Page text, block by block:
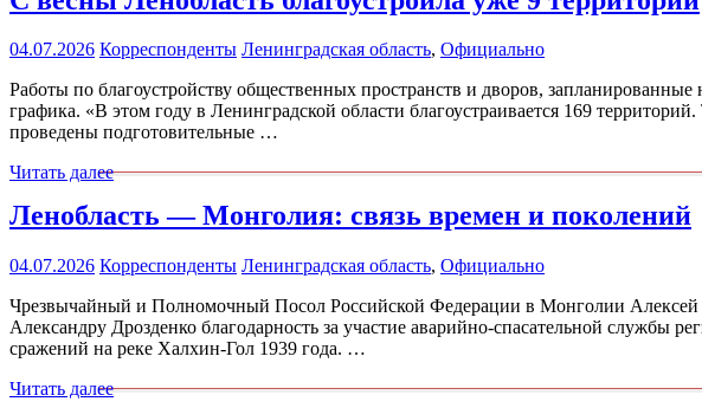
04.07.2026 Корреспонденты Ленинградская область, Официально
Работы по благоустройству общественных пространств и дворов,
графика. «В этом году в Ленинградской области благоустраивается 169
проведены подготовительные …
Читать далее
Ленобласть — Монголия: связь времен и поколений
04.07.2026 Корреспонденты Ленинградская область, Официально
Чрезвычайный и Полномочный Посол Российской Федерации в Монголии Алексей
Александру Дрозденко благодарность за участие аварийно-спасательной службы
сражений на реке Халхин-Гол 1939 года. …
Читать далее